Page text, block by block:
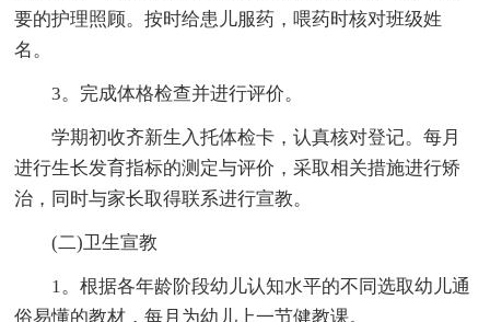
要的护理照顾。按时给患儿服药，喂药时核对班级姓
名。
3。完成体格检查并进行评价。
学期初收齐新生入托体检卡，认真核对登记。每月
进行生长发育指标的测定与评价，采取相关措施进行矫
治，同时与家长取得联系进行宣教。
(二)卫生宣教
1。根据各年龄阶段幼儿认知水平的不同选取幼儿通
俗易懂的教材，每月为幼儿上一节健教课。